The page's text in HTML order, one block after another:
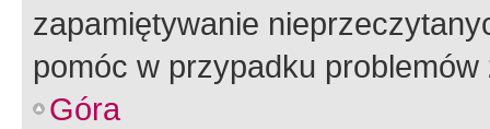
zapamiętywanie
pomóc w przypadku
Góra